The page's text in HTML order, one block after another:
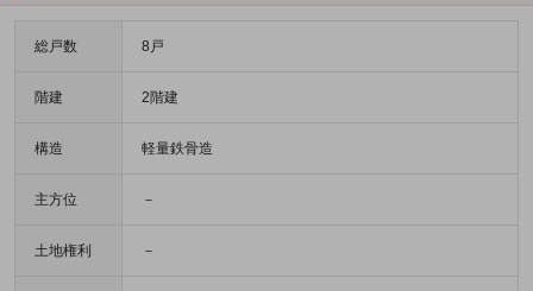
総戸数 8戸
階建 2階建
構造 軽量鉄骨造
主方位 －
土地権利 －